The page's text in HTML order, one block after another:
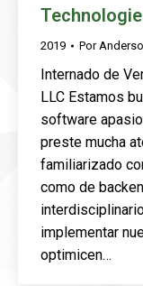
2019 Por
Internado de
LLC Estamos
software
preste mucha
familiarizado
como de
implementar
optimicen…